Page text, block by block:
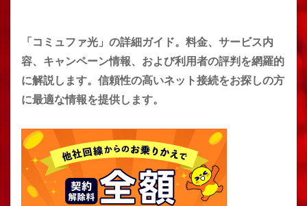
「コミュファ光」の詳細ガイド。料金、サービス内
容、キャンペーン情報、および利用者の評判を網羅的
に解説します。信頼性の高いネット接続をお探しの方
に最適な情報を提供します。